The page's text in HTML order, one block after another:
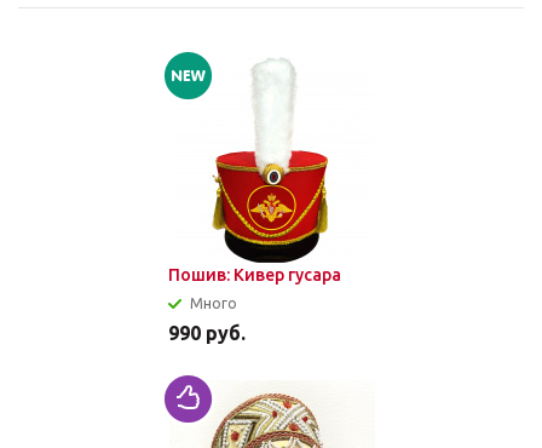
Пошив: Кивер гусара
Много
990 руб.